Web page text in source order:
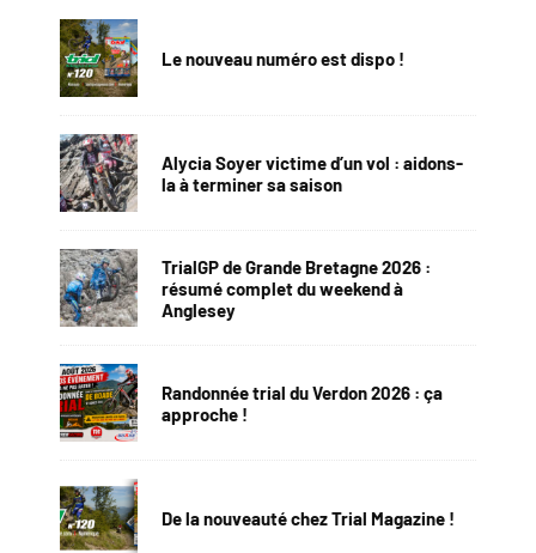
Le nouveau numéro est dispo !
Alycia Soyer victime d’un vol : aidons-
la à terminer sa saison
TrialGP de Grande Bretagne 2026 :
résumé complet du weekend à
Anglesey
Randonnée trial du Verdon 2026 : ça
approche !
De la nouveauté chez Trial Magazine !